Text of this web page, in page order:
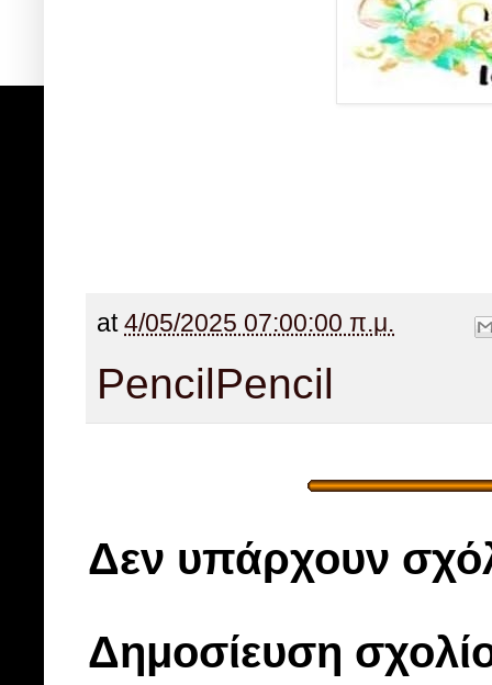
at 4/05/2025 07:00:00 π.μ.
PencilPencil
Δεν υπάρχουν
Δημοσίευση